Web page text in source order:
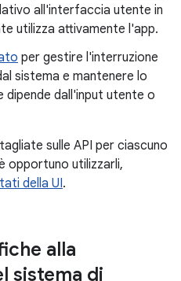
all'interfaccia utente in
utilizza attivamente l'app.
per gestire l'interruzione
sistema e mantenere lo
dall'input utente o
sulle API per ciascuno
opportuno utilizzarli,
della UI.
alla
sistema di